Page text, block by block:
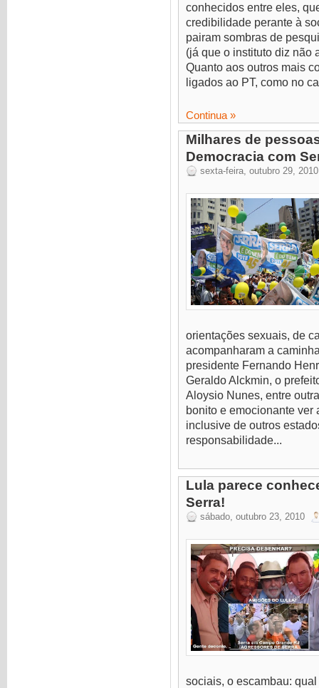
conhecidos entre eles,
credibilidade perante à
pairam sombras de
(já que o instituto diz não
Quanto aos outros mais
ligados ao PT, como no
Continua »
Milhares de
Democracia com
sexta-feira, outubro 29, 2010
orientações sexuais, de
acompanharam a
presidente Fernando
Geraldo Alckmin, o
Aloysio Nunes, entre
bonito e emocionante
inclusive de outros
responsabilidade...
Lula parece
Serra!
sábado, outubro 23, 2010
sociais, o escambau: